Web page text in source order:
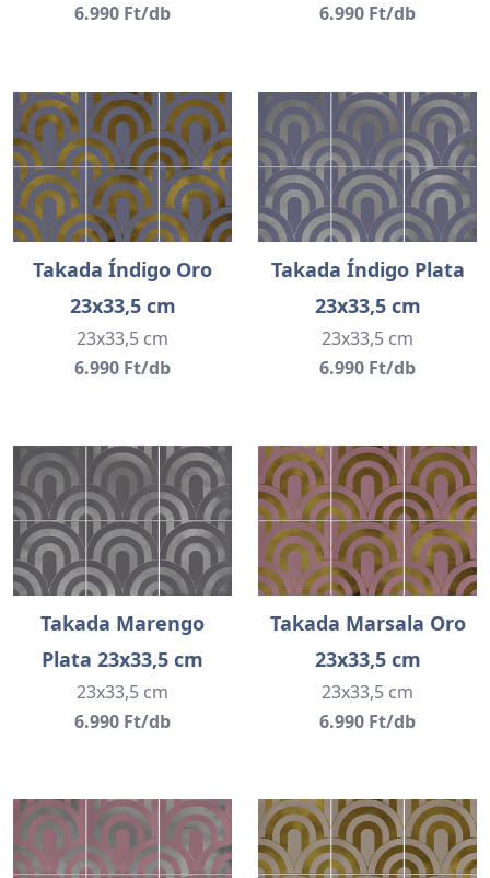
6.990 Ft/db
6.990 Ft/db
Takada Índigo Oro
23x33,5 cm
23x33,5 cm
6.990 Ft/db
Takada Índigo Plata
23x33,5 cm
23x33,5 cm
6.990 Ft/db
Takada Marengo
Plata 23x33,5 cm
23x33,5 cm
6.990 Ft/db
Takada Marsala Oro
23x33,5 cm
23x33,5 cm
6.990 Ft/db